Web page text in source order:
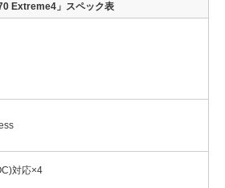
Extreme4」スペック表
対応×4